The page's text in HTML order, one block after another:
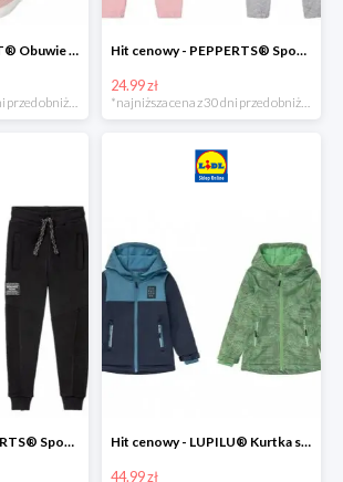
Hit cenowy - CRIVIT® Obuwie dziewczęce sportowe i na co dzień, 1 para Hit cenowy - PEPPERTS® Spodnie dresowe dziewczęce, 1 para
24.99 zł
Hit cenowy - PEPPERTS® Spodnie dresowe chłopięce, 1 para Hit cenowy - LUPILU® Kurtka softshell chłopięca, 1 sztuka
44.99 zł